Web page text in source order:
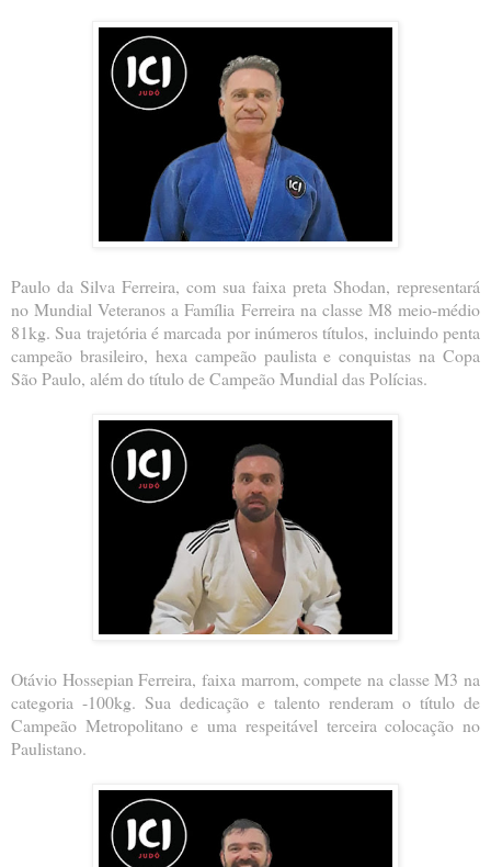
Paulo da Silva Ferreira, com sua faixa preta Shodan, representará
no Mundial Veteranos a Família Ferreira na classe M8 meio-médio
81kg. Sua trajetória é marcada por inúmeros títulos, incluindo penta
campeão brasileiro, hexa campeão paulista e conquistas na Copa
São Paulo, além do título de Campeão Mundial das Polícias.
Otávio Hossepian Ferreira, faixa marrom, compete na classe M3 na
categoria -100kg. Sua dedicação e talento renderam o título de
Campeão Metropolitano e uma respeitável terceira colocação no
Paulistano.